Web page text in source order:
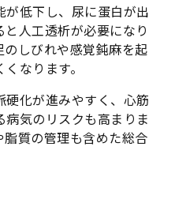
低下し、尿に蛋白が出
人工透析が必要になり
しびれや感覚鈍麻を起
なります。
硬化が進みやすく、心筋
気のリスクも高まりま
質の管理も含めた総合